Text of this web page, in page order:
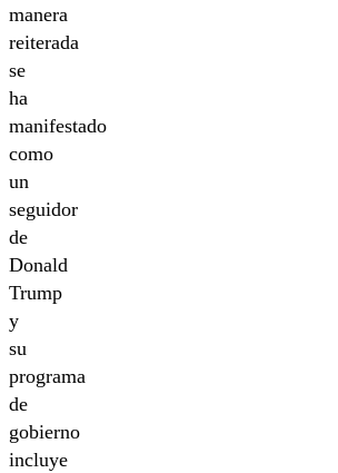
manera
reiterada
se
ha
manifestado
como
un
seguidor
de
Donald
Trump
y
su
programa
de
gobierno
incluye